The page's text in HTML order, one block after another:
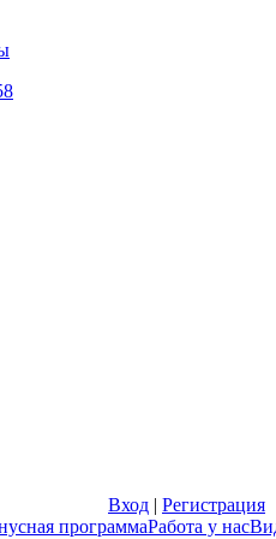
Вход | Регистрация
программаРабота у нас